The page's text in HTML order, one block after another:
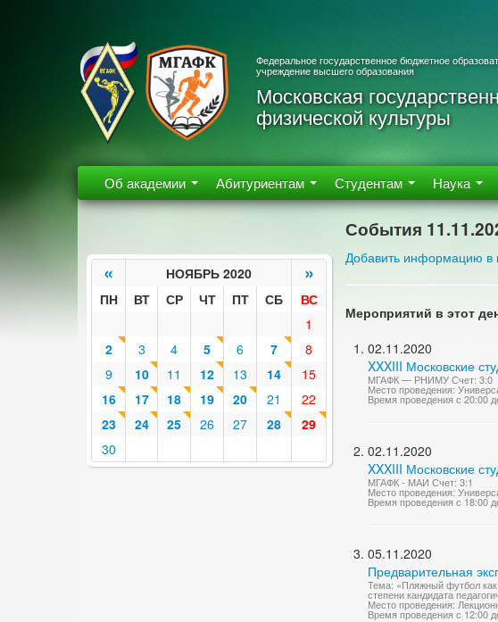
Федеральное государственное бюджетное
учреждение высшего образования
Московская
физической культуры
Об академии Абитуриентам Студентам Наука
« НОЯБРЬ 2020 »
ПН ВТ СР ЧТ ПТ СБ
ВС
1
2
3 4 5 6 7
8
9
10 11 12 13 14
15
16
17 18 19 20 21
22
23
24 25 26 27 28
29
30
События
Добавить информацию в
Мероприятий в этот
02.11.2020
XXXIII Московские
МГАФК — РНИМУ Счет: 3:0
Место проведения:
Время проведения с 20:00
02.11.2020
XXXIII Московские
МГАФК - МАИ Счет: 3:1
Место проведения:
Время проведения с 18:00
05.11.2020
Предварительная
Тема: «Пляжный футбол как
степени кандидата
Место проведения:
Время проведения с 12:00